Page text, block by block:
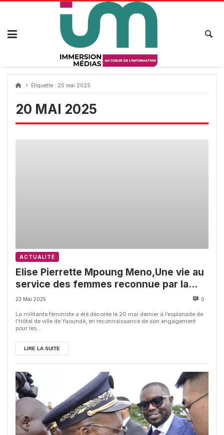
Passer
Étiquette : 20 mai 2025
20 MAI 2025
ACTUALITÉ
Elise Pierrette Mpoung Meno,Une vie au
service des femmes reconnue par la
République
23 Mai 2025 0
La militante féministe a été décorée le 20 mai dernier à l’esplanade de
l’Hôtel de ville de Yaoundé, en reconnaissance de son engagement
pour les...
LIRE LA SUITE